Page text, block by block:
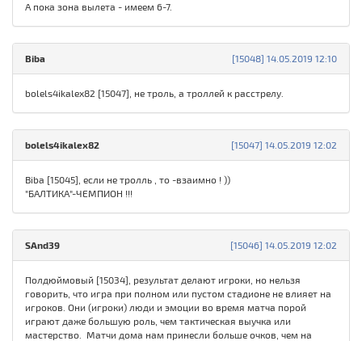
А пока зона вылета - имеем 6-7.
[15048] 14.05.2019 12:10
Biba
bolels4ikalex82 [15047], не троль, а троллей к расстрелу.
[15047] 14.05.2019 12:02
bolels4ikalex82
Biba [15045], если не тролль , то -взаимно ! ))
"БАЛТИКА"-ЧЕМПИОН !!!
[15046] 14.05.2019 12:02
SAnd39
Полдюймовый [15034], результат делают игроки, но нельзя
говорить, что игра при полном или пустом стадионе не влияет на
игроков. Они (игроки) люди и эмоции во время матча порой
играют даже большую роль, чем тактическая выучка или
мастерство. Матчи дома нам принесли больше очков, чем на